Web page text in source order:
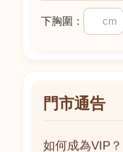
下胸圍：
門市通告
如何成為VIP？